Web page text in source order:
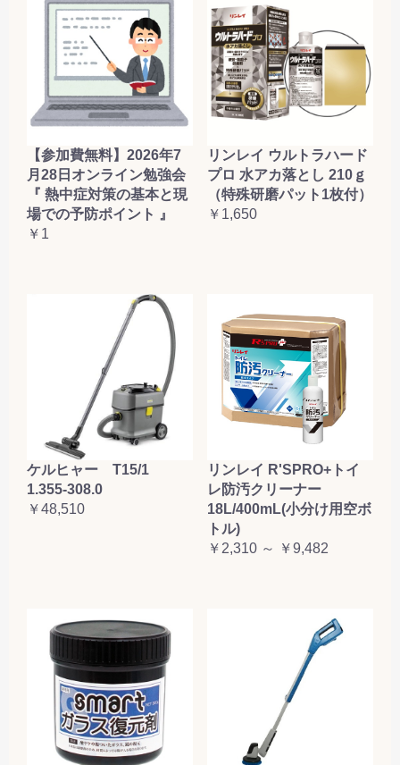
【参加費無料】2026年7
月28日オンライン勉強会
『 熱中症対策の基本と現
場での予防ポイント 』
￥1
リンレイ ウルトラハード
プロ 水アカ落とし 210ｇ
（特殊研磨パット1枚付）
￥1,650
ケルヒャー T15/1
1.355-308.0
￥48,510
リンレイ R'SPRO+トイ
レ防汚クリーナー
18L/400mL(小分け用空ボ
トル)
￥2,310 ～ ￥9,482